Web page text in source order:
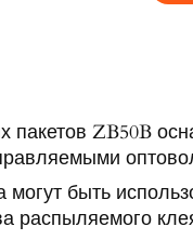
ZB50B
быть
распыляемого